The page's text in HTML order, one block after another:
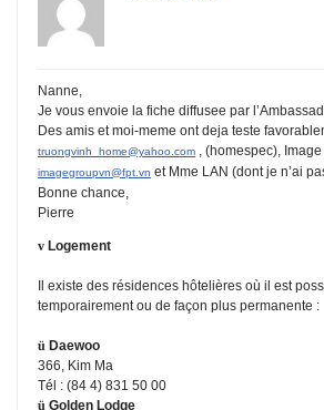
Nanne,
Je vous envoie la fiche diffusee par
Des amis et moi-meme ont deja teste
truongvinh_home@yahoo.com , (homespec),
imagegroupvn@fpt.vn et Mme LAN (dont je n’ai
Bonne chance,
Pierre
v Logement
Il existe des résidences hôtelières où il est
temporairement ou de façon plus permanente :
ü Daewoo
366, Kim Ma
Tél : (84 4) 831 50 00
ü Golden Lodge